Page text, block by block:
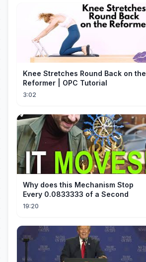
Knee Stretches Round Back on the
Reformer | OPC Tutorial
3:02
Why does this Mechanism Stop
Every 0.0833333 of a Second
19:20